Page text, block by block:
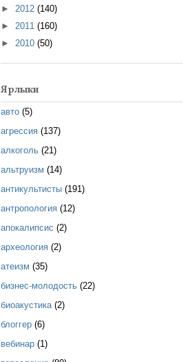
► 2012 (140)
► 2011 (160)
► 2010 (50)
Ярлыки
авто (5)
агрессия (137)
алкоголь (21)
альтруизм (14)
антикультисты (191)
антропология (12)
апокалипсис (2)
археология (2)
атеизм (35)
бизнес-молодость (22)
биоакустика (2)
блоггер (6)
вебинар (1)